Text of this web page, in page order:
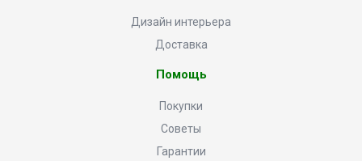
Дизайн интерьера
Доставка
Помощь
Покупки
Советы
Гарантии